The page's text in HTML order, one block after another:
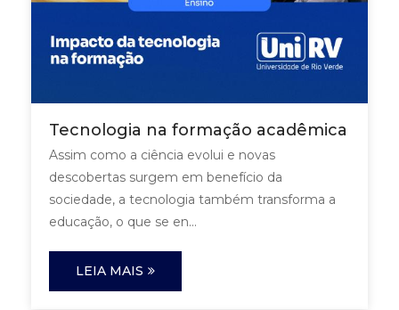
Tecnologia na formação acadêmica
Assim como a ciência evolui e novas
descobertas surgem em benefício da
sociedade, a tecnologia também transforma a
educação, o que se en...
LEIA MAIS